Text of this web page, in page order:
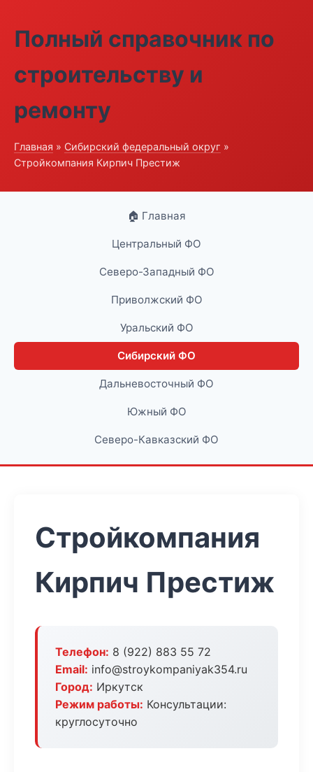
Полный справочник по
строительству и
ремонту
Главная » Сибирский федеральный округ »
Стройкомпания Кирпич Престиж
🏠 Главная
Центральный ФО
Северо-Западный ФО
Приволжский ФО
Уральский ФО
Сибирский ФО
Дальневосточный ФО
Южный ФО
Северо-Кавказский ФО
Стройкомпания
Кирпич Престиж
Телефон: 8 (922) 883 55 72
Email: info@stroykompaniyak354.ru
Город: Иркутск
Режим работы: Консультации:
круглосуточно